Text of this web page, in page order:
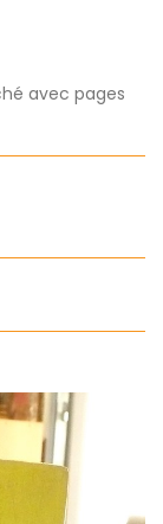
avec pages